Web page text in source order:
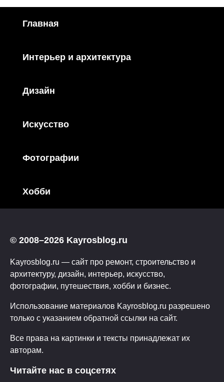
Главная
Интерьер и архитектура
Дизайн
Искусство
Фотографии
Хобби
© 2008–2026 Kayrosblog.ru
Kayrosblog.ru — сайт про ремонт, строительство и
архитектуру, дизайн, интерьер, искусство,
фотографии, путешествия, хобби и бизнес.
Использование материалов Kayrosblog.ru разрешено
только с указанием обратной ссылки на сайт.
Все права на картинки и тексты принадлежат их
авторам.
Читайте нас в соцсетях